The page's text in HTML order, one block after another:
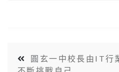
圓玄一中校長由IT行